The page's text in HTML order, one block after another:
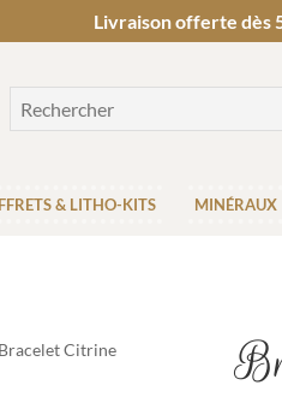
Livraison offerte dès
& LITHO-KITS MINÉRAUX
Citrine